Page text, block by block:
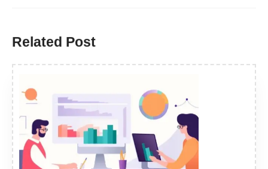
Related Post